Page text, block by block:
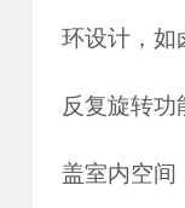
环设计，如
反复旋转功
盖室内空间